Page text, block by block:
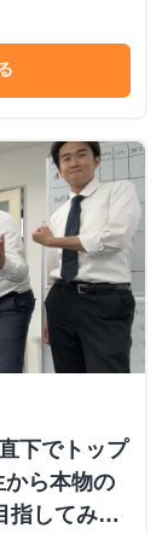
下でトップ
ら本物の
指してみま